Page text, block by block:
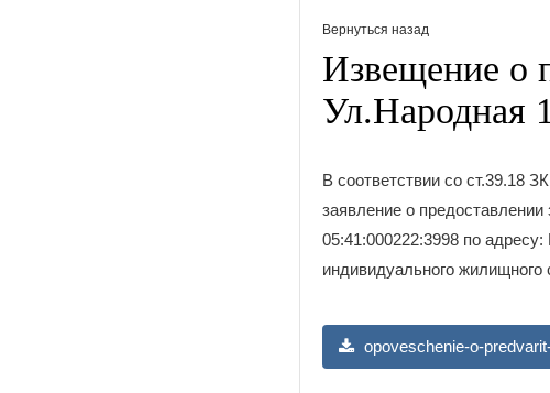
Вернуться назад
Извещение о
Ул.Народная
В соответствии со ст.39.18
заявление о
05:41:000222:3998 по
индивидуального жилищного
opoveschenie-o-